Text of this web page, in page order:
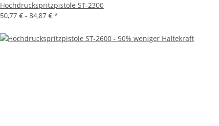
Hochdruckspritzpistole ST-2300
50,77 € - 84,87 € *